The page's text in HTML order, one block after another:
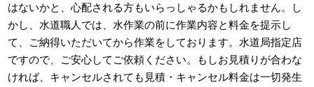
はないかと、心配される方もいらっしゃるかもしれません。し
かし、水道職人では、水作業の前に作業内容と料金を提示し
て、ご納得いただいてから作業をしております。水道局指定店
ですので、ご安心してご依頼ください。もしお見積りが合わな
ければ、キャンセルされても見積・キャンセル料金は一切発生